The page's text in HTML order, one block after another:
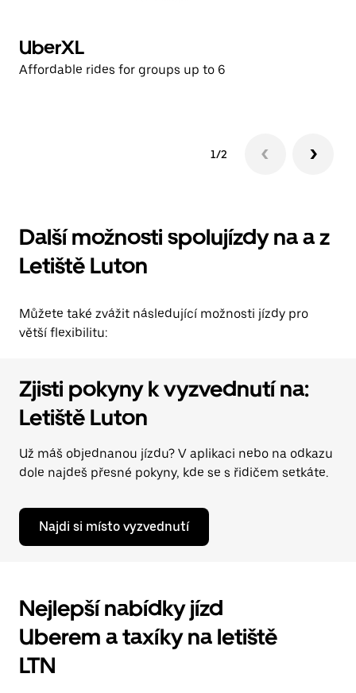
UberXL
Affordable rides for groups up to 6
1/2
Další možnosti spolujízdy na a z
Letiště Luton
Můžete také zvážit následující možnosti jízdy pro
větší flexibilitu:
Zjisti pokyny k vyzvednutí na:
Letiště Luton
Už máš objednanou jízdu? V aplikaci nebo na odkazu
dole najdeš přesné pokyny, kde se s řidičem setkáte.
Najdi si místo vyzvednutí
Nejlepší nabídky jízd
Uberem a taxíky na letiště
LTN